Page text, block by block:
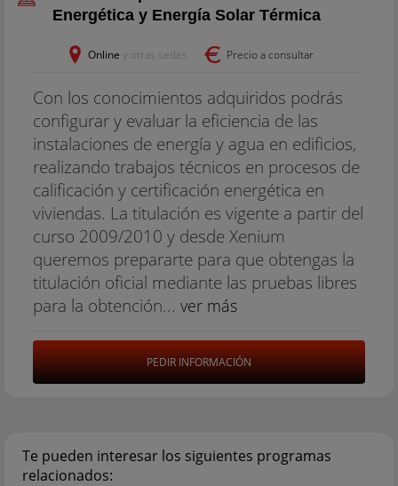
Energética y Energía Solar Térmica
Online y otras sedes Precio a consultar
Con los conocimientos adquiridos podrás
configurar y evaluar la eficiencia de las
instalaciones de energía y agua en edificios,
realizando trabajos técnicos en procesos de
calificación y certificación energética en
viviendas. La titulación es vigente a partir del
curso 2009/2010 y desde Xenium
queremos prepararte para que obtengas la
titulación oficial mediante las pruebas libres
para la obtención... ver más
PEDIR INFORMACIÓN
Te pueden interesar los siguientes programas
relacionados: